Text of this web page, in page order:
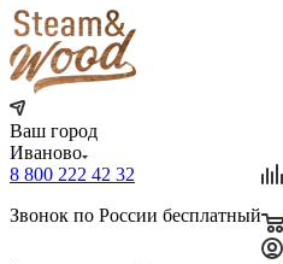
Ваш город
Иваново
8 800 222 42 32
Звонок по России бесплатный